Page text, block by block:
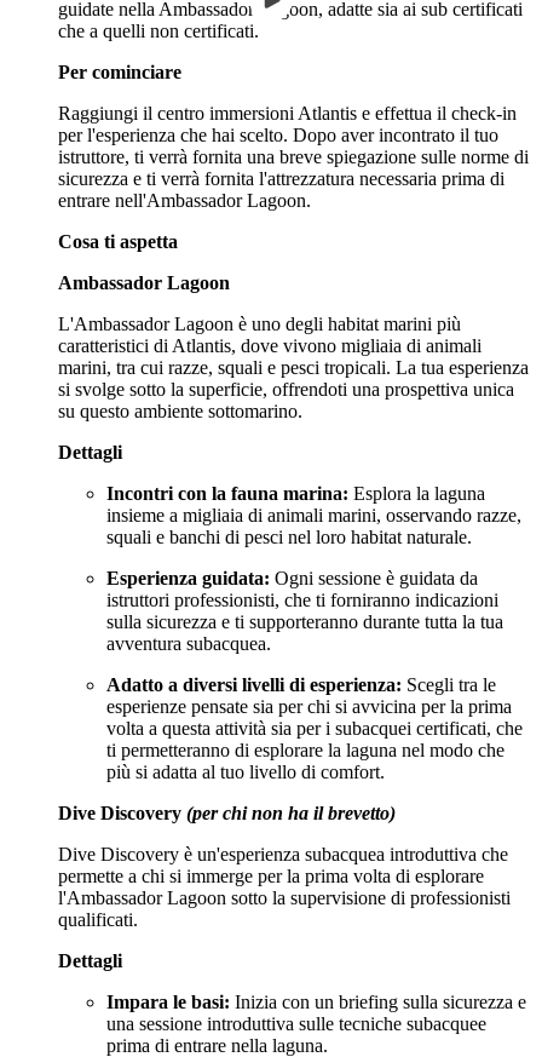
guidate nella Ambassador Lagoon, adatte sia ai sub certificati
che a quelli non certificati.
Per cominciare
Raggiungi il centro immersioni Atlantis e effettua il check-in
per l'esperienza che hai scelto. Dopo aver incontrato il tuo
istruttore, ti verrà fornita una breve spiegazione sulle norme di
sicurezza e ti verrà fornita l'attrezzatura necessaria prima di
entrare nell'Ambassador Lagoon.
Cosa ti aspetta
Ambassador Lagoon
L'Ambassador Lagoon è uno degli habitat marini più
caratteristici di Atlantis, dove vivono migliaia di animali
marini, tra cui razze, squali e pesci tropicali. La tua esperienza
si svolge sotto la superficie, offrendoti una prospettiva unica
su questo ambiente sottomarino.
Dettagli
Incontri con la fauna marina: Esplora la laguna
insieme a migliaia di animali marini, osservando razze,
squali e banchi di pesci nel loro habitat naturale.
Esperienza guidata: Ogni sessione è guidata da
istruttori professionisti, che ti forniranno indicazioni
sulla sicurezza e ti supporteranno durante tutta la tua
avventura subacquea.
Adatto a diversi livelli di esperienza: Scegli tra le
esperienze pensate sia per chi si avvicina per la prima
volta a questa attività sia per i subacquei certificati, che
ti permetteranno di esplorare la laguna nel modo che
più si adatta al tuo livello di comfort.
Dive Discovery (per chi non ha il brevetto)
Dive Discovery è un'esperienza subacquea introduttiva che
permette a chi si immerge per la prima volta di esplorare
l'Ambassador Lagoon sotto la supervisione di professionisti
qualificati.
Dettagli
Impara le basi: Inizia con un briefing sulla sicurezza e
una sessione introduttiva sulle tecniche subacquee
prima di entrare nella laguna.